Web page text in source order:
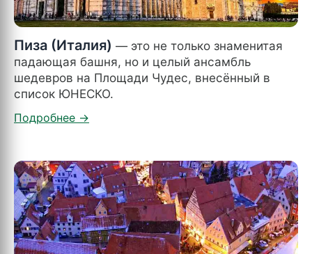
Пиза (Италия) — это не только знаменитая
падающая башня, но и целый ансамбль
шедевров на Площади Чудес, внесённый в
список ЮНЕСКО.